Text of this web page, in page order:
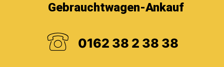
Gebrauchtwagen-Ankauf
0162 38 2 38 38